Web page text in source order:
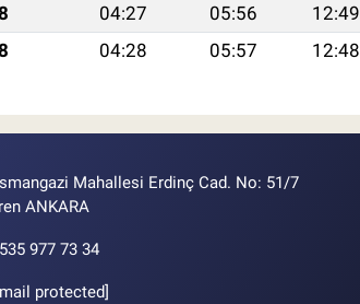
04:27 05:56 12:49
04:28 05:57 12:48
Mahallesi Erdinç Cad. No: 51/7
ANKARA
977 73 34
protected]